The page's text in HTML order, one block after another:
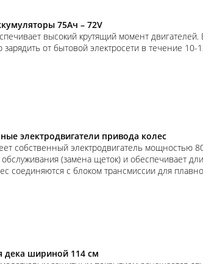
75Ач – 72V
высокий крутящий момент двигателей.
от бытовой электросети в течение 10-
электродвигатели привода колес
собственный электродвигатель мощностью
(замена щеток) и обеспечивает
соединяются с блоком трансмиссии для
дека шириной 114 см